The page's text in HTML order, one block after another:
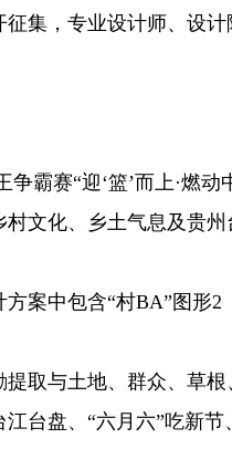
，专业设计师、设计
霸赛“迎‘篮’而上·燃动
文化、乡土气息及贵州
中包含“村BA”图形2
与土地、群众、草根
台盘、“六月六”吃新